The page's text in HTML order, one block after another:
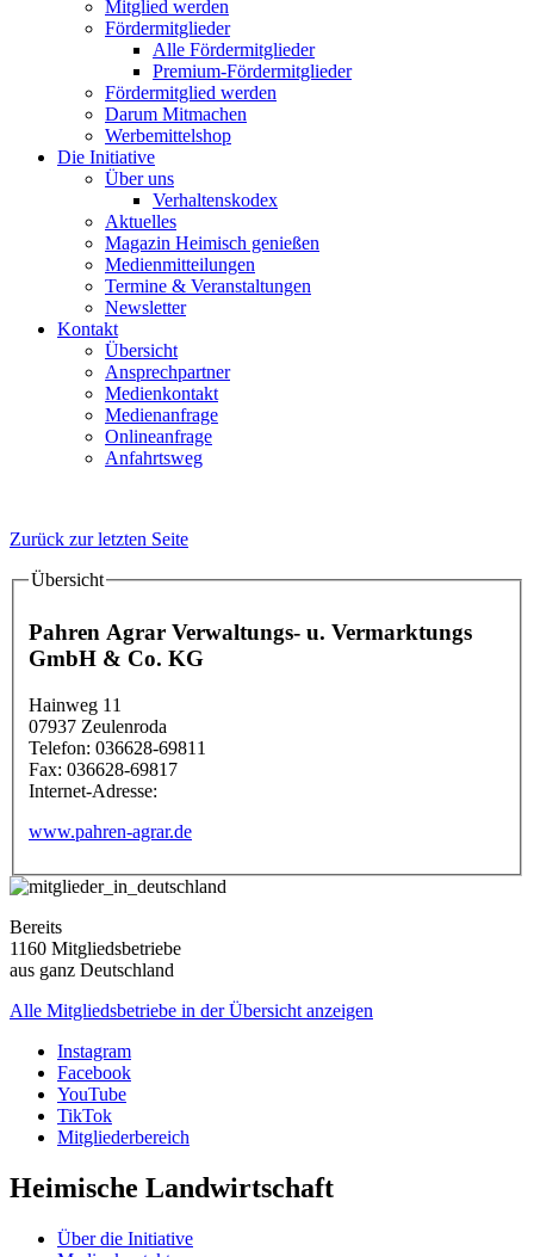
Mitglied werden
Fördermitglieder
Alle Fördermitglieder
Premium-Fördermitglieder
Fördermitglied werden
Darum Mitmachen
Werbemittelshop
Die Initiative
Über uns
Verhaltenskodex
Aktuelles
Magazin Heimisch genießen
Medienmitteilungen
Termine & Veranstaltungen
Newsletter
Kontakt
Übersicht
Ansprechpartner
Medienkontakt
Medienanfrage
Onlineanfrage
Anfahrtsweg
Zurück zur letzten Seite
Übersicht
Pahren Agrar Verwaltungs- u. Vermarktungs
GmbH & Co. KG
Hainweg 11
07937 Zeulenroda
Telefon: 036628-69811
Fax: 036628-69817
Internet-Adresse:
www.pahren-agrar.de
Bereits
1160 Mitgliedsbetriebe
aus ganz Deutschland
Alle Mitgliedsbetriebe in der Übersicht anzeigen
Instagram
Facebook
YouTube
TikTok
Mitgliederbereich
Heimische Landwirtschaft
Über die Initiative